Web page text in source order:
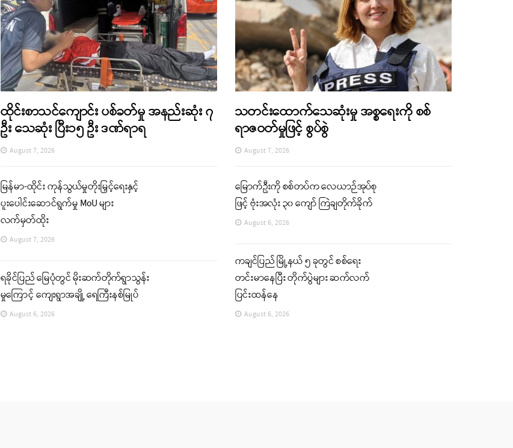
ထိုင်းစာသင်ကျောင်း ပစ်ခတ်မှု အနည်းဆုံး ၇
ဦး သေဆုံး ပြီး၁၅ ဦး ဒဏ်ရာရ
August 7, 2026
မြန်မာ-ထိုင်း ကုန်သွယ်မှုတိုးမြှင့်ရေးနှင့်
ပူးပေါင်းဆောင်ရွက်မှု MoU များ
လက်မှတ်ထိုး
August 7, 2026
ရခိုင်ပြည် မြေပုံတွင် မိုးဆက်တိုက်ရွာသွန်း
မှုကြောင့် ကျေးရွာအချို့ ရေကြီးနစ်မြုပ်
August 6, 2026
သတင်းထောက်သေဆုံးမှု အစ္စရေးကို စစ်
ရာဇဝတ်မှုဖြင့် စွပ်စွဲ
August 7, 2026
မြောက်ဦးကို စစ်တပ်က လေယာဉ်အုပ်စု
ဖြင့် ဗုံးအလုံး ၃၀ ကျော် ကြဲချတိုက်ခိုက်
August 6, 2026
ကချင်ပြည် မြို့နယ် ၅ ခုတွင် စစ်ရေး
တင်းမာနေပြီး တိုက်ပွဲများ ဆက်လက်
ပြင်းထန်နေ
August 6, 2026